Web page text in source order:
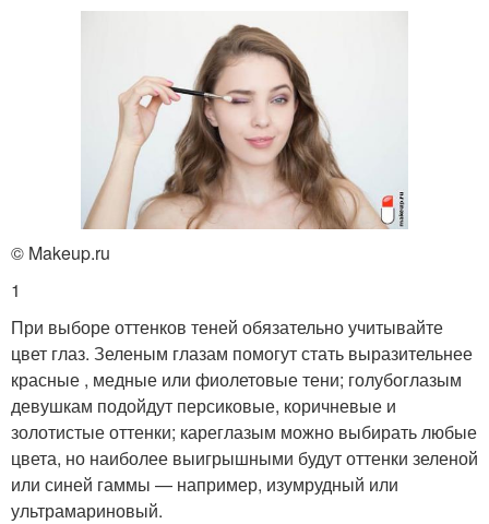
© Makeup.ru
1
При выборе оттенков теней обязательно учитывайте
цвет глаз. Зеленым глазам помогут стать выразительнее
красные , медные или фиолетовые тени; голубоглазым
девушкам подойдут персиковые, коричневые и
золотистые оттенки; кареглазым можно выбирать любые
цвета, но наиболее выигрышными будут оттенки зеленой
или синей гаммы — например, изумрудный или
ультрамариновый.